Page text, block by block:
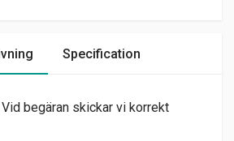
Specification
begäran skickar vi korrekt